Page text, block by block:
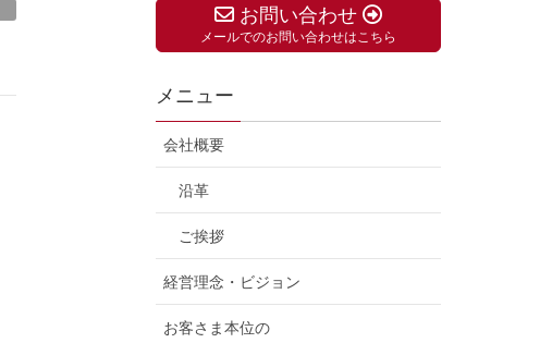
お問い合わせ
メールでのお問い合わせはこちら
メニュー
会社概要
沿革
ご挨拶
経営理念・ビジョン
お客さま本位の